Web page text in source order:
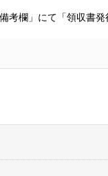
欄」にて「領収書発